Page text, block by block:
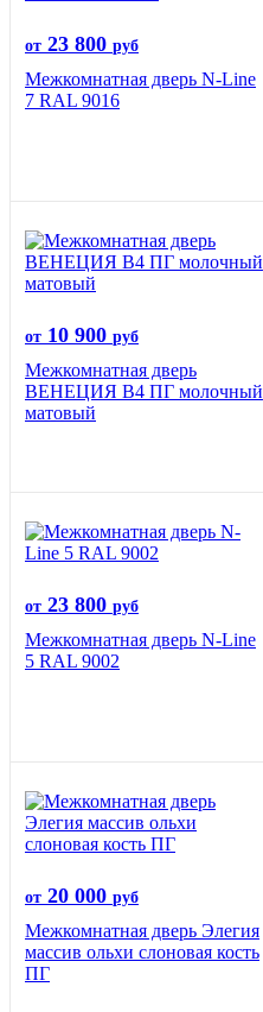
от 23 800 руб
Межкомнатная дверь N-Line
7 RAL 9016
от 10 900 руб
Межкомнатная дверь
ВЕНЕЦИЯ B4 ПГ молочный
матовый
от 23 800 руб
Межкомнатная дверь N-Line
5 RAL 9002
от 20 000 руб
Межкомнатная дверь Элегия
массив ольхи слоновая кость
ПГ